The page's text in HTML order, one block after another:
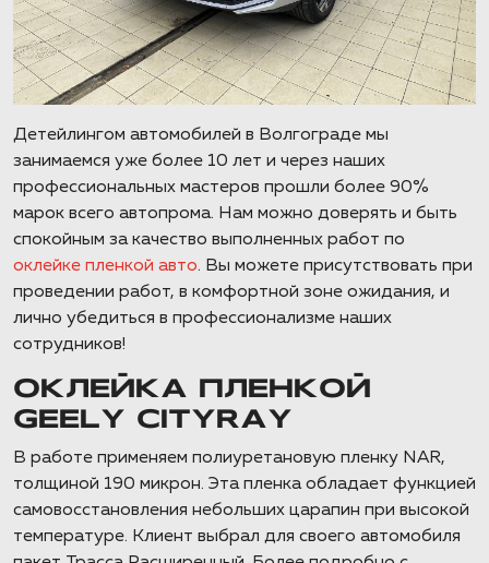
Детейлингом автомобилей в Волгограде мы
занимаемся уже более 10 лет и через наших
профессиональных мастеров прошли более 90%
марок всего автопрома. Нам можно доверять и быть
спокойным за качество выполненных работ по
оклейке пленкой авто. Вы можете присутствовать при
проведении работ, в комфортной зоне ожидания, и
лично убедиться в профессионализме наших
сотрудников!
ОКЛЕЙКА ПЛЕНКОЙ
GEELY CITYRAY
В работе применяем полиуретановую пленку NAR,
толщиной 190 микрон. Эта пленка обладает функцией
самовосстановления небольших царапин при высокой
температуре. Клиент выбрал для своего автомобиля